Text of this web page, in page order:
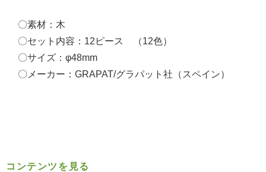
〇素材：木
〇セット内容：12ピース （12色）
〇サイズ：φ48mm
〇メーカー：GRAPAT/グラパット社（スペイン）
コンテンツを見る